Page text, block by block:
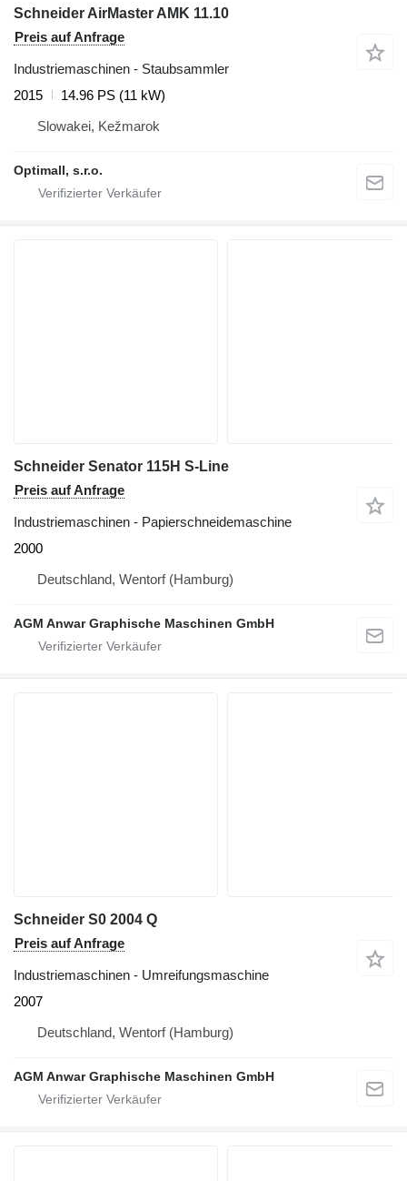
Schneider AirMaster AMK 11.10
Preis auf Anfrage
Industriemaschinen - Staubsammler
2015
14.96 PS (11 kW)
Slowakei, Kežmarok
Optimall, s.r.o.
Schneider Senator 115H S-Line
Preis auf Anfrage
Industriemaschinen - Papierschneidemaschine
2000
Deutschland, Wentorf (Hamburg)
AGM Anwar Graphische Maschinen GmbH
Schneider S0 2004 Q
Preis auf Anfrage
Industriemaschinen - Umreifungsmaschine
2007
Deutschland, Wentorf (Hamburg)
AGM Anwar Graphische Maschinen GmbH